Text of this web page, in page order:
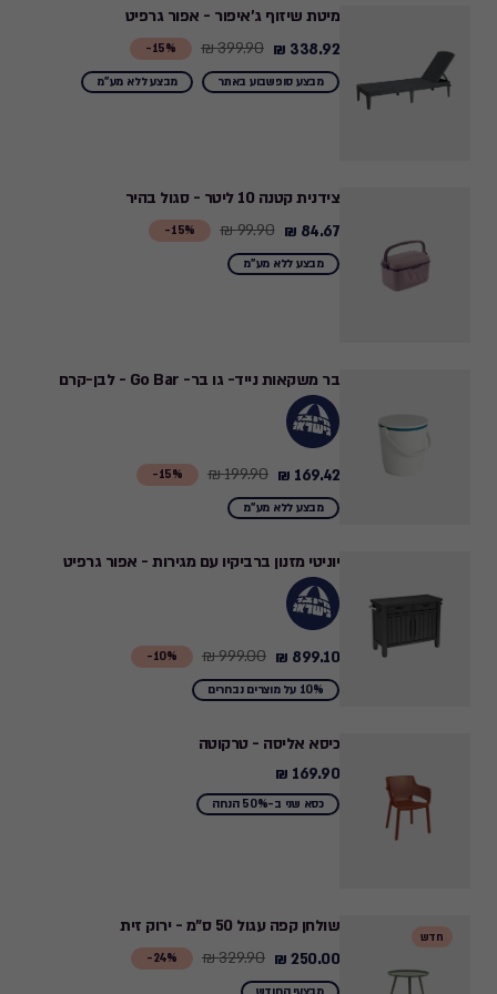
₪
to
372.82
₪
מיטת שיזוף ג'איפור - אפור גרפיט
15%-
Price
from
338.92 ₪
399.90 ₪
מבצע סופשבוע באתר מבצע ללא מע"מ
צידנית קטנה 10 ליטר - סגול בהיר
15%-
Price
from
₪
84.67 ₪
99.90 ₪
מבצע ללא מע"מ
בר משקאות נייד- גו בר- Go Bar - לבן-קרם
15%-
Price
from
₪
to
169.42
169.42 ₪
199.90 ₪
מבצע ללא מע"מ
יוניטי מזנון ברביקיו עם מגירות - אפור גרפיט
10%-
Price
from
₪
to
899.10
899.10 ₪
999.00 ₪
10% על מוצרים נבחרים
כיסא אליסה - טרקוטה
169.90
₪
169.90 ₪
כסא שני ב-50% הנחה
חדש
שולחן קפה עגול 50 ס"מ - ירוק זית
24%-
Price
from
250.00 ₪
329.90 ₪